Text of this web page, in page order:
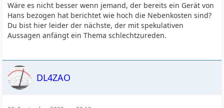
Wäre es nicht besser wenn jemand, der bereits ein Gerät von
Hans bezogen hat berichtet wie hoch die Nebenkosten sind?
Du bist hier leider der nächste, der mit spekulativen
Aussagen anfängt ein Thema schlechtzureden.
DL4ZAO